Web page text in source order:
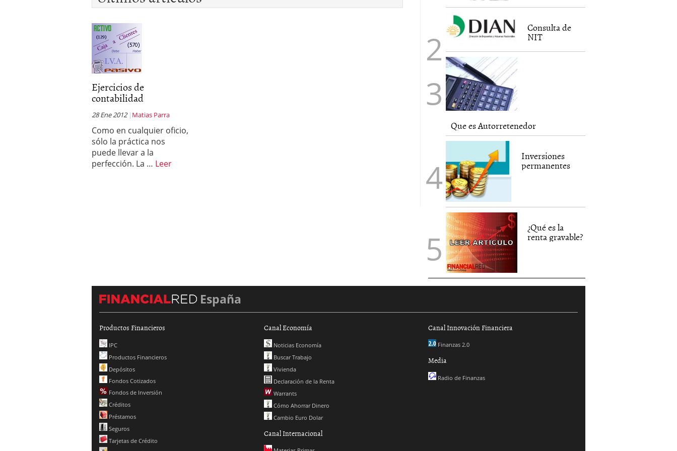
Ejercicios de
contabilidad
28 Ene 2012 Matias Parra
Como en cualquier oficio,
sólo la práctica nos
puede llevar a la
perfección. La … Leer
Consulta de
NIT
Que es Autorretenedor
Inversiones
permanentes
¿Qué es la
renta gravable?
España
Productos Financieros
IPC
Productos Financieros
Depósitos
Fondos Cotizados
Fondos de Inversión
Créditos
Préstamos
Seguros
Tarjetas de Crédito
Canal Economía
Noticias Economía
Buscar Trabajo
Vivienda
Declaración de la Renta
Warrants
Cómo Ahorrar Dinero
Cambio Euro Dolar
Canal Internacional
Canal Innovación Financiera
Finanzas 2.0
Media
Radio de Finanzas